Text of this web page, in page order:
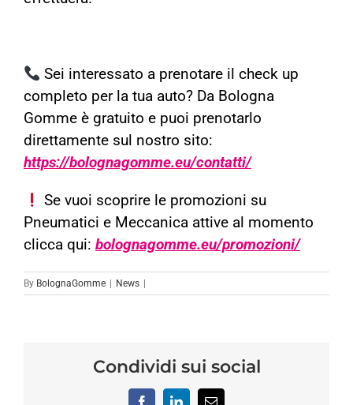
Sei interessato a prenotare il check up
completo per la tua auto? Da Bologna
Gomme è gratuito e puoi prenotarlo
direttamente sul nostro sito:
https://bolognagomme.eu/contatti/
Se vuoi scoprire le promozioni su
Pneumatici e Meccanica attive al momento
clicca qui: bolognagomme.eu/promozioni/
By BolognaGomme News
Condividi sui social
FacebookLinkedInEmail